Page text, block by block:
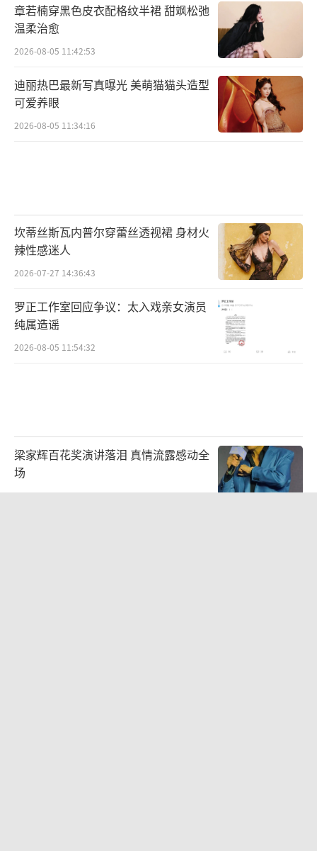
不久前,GAI周延还受邀为电影《变形金刚:
超能勇士崛起》演唱中文主题曲《比肩而战》,
碰撞融合,激发新的音乐灵感的同时,也在不断拓
宽着音乐的边界。 （责任编辑：郭一楠 CK001）
章若楠穿黑色皮衣配格纹半裙 甜飒松弛
温柔治愈
2026-08-05 11:42:53
迪丽热巴最新写真曝光 美萌猫猫头造型
可爱养眼
2026-08-05 11:34:16
坎蒂丝斯瓦内普尔穿蕾丝透视裙 身材火
辣性感迷人
2026-07-27 14:36:43
罗正工作室回应争议：太入戏亲女演员
纯属造谣
2026-08-05 11:54:32
梁家辉百花奖演讲落泪 真情流露感动全
场
2026-08-08 15:09:28